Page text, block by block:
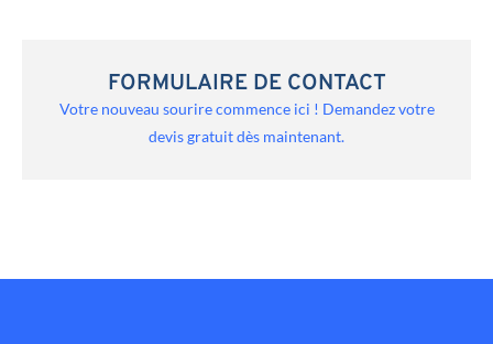
FORMULAIRE DE CONTACT
Votre nouveau sourire commence ici ! Demandez votre
devis gratuit dès maintenant.